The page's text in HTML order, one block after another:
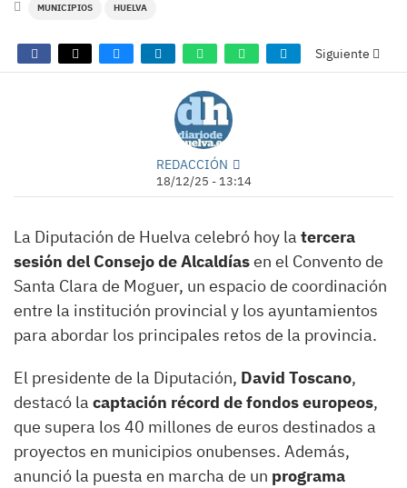
MUNICIPIOS HUELVA
Siguiente
REDACCIÓN
18/12/25 - 13:14
La Diputación de Huelva celebró hoy la tercera
sesión del Consejo de Alcaldíasen el Convento de
Santa Clara de Moguer, un espacio de coordinación
entre la institución provincial y los ayuntamientos
para abordar los principales retos de la provincia.
El presidente de la Diputación, David Toscano,
destacó la captación récord de fondos europeos,
que supera los 40 millones de euros destinados a
proyectos en municipios onubenses. Además,
anunció la puesta en marcha de un programa